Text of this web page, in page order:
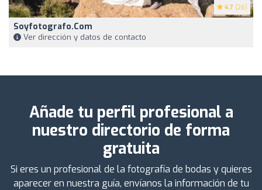
4.7 (26)
Soyfotografo.com
Ver dirección y datos de contacto
Añade tu perfil profesional a
nuestro directorio de forma
gratuita
Si eres un profesional de la fotografía de bodas y quieres
aparecer en nuestra guía, envíanos la información de tu